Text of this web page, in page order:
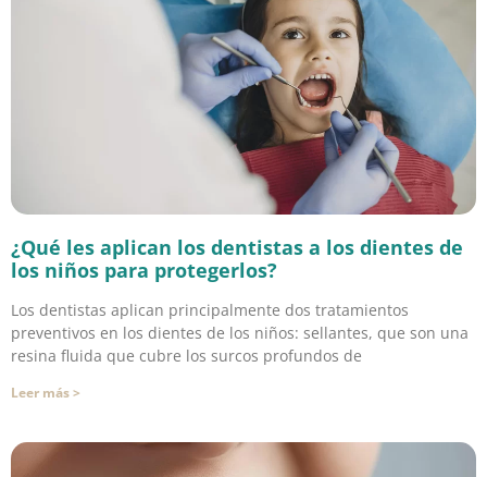
¿Qué les aplican los dentistas a los dientes de
los niños para protegerlos?
Los dentistas aplican principalmente dos tratamientos
preventivos en los dientes de los niños: sellantes, que son una
resina fluida que cubre los surcos profundos de
Leer más >